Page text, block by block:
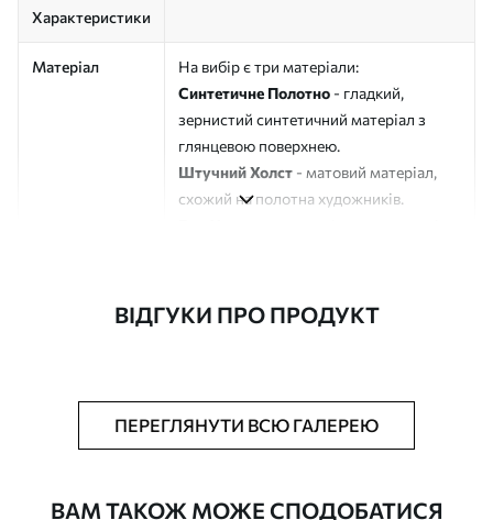
Характеристики
Матеріал
На вибір є три матеріали:
Синтетичне Полотно - гладкий,
зернистий синтетичний матеріал з
глянцевою поверхнею.
Штучний Холст - матовий матеріал,
схожий на полотна художників.
Додатково Можна додати лакове покриття.
ВІДГУКИ ПРО ПРОДУКТ
ПЕРЕГЛЯНУТИ ВСЮ ГАЛЕРЕЮ
ВАМ ТАКОЖ МОЖЕ СПОДОБАТИСЯ